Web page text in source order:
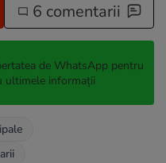
6 comentarii
de WhatsApp pentru
ultimele informații